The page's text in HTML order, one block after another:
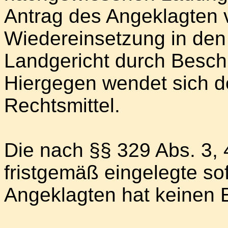
Antrag des Angeklagten
Wiedereinsetzung in
Landgericht durch
Hiergegen wendet sich
Rechtsmittel.
Die nach §§ 329 Abs. 3,
fristgemäß eingelegte
Angeklagten hat keinen